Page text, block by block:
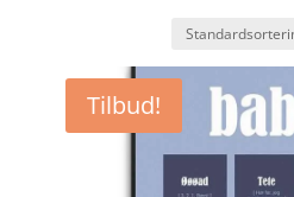
Tilbud!